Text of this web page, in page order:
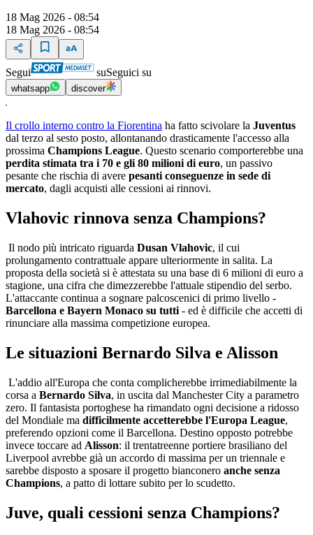
18 Mag 2026 - 08:54
18 Mag 2026 - 08:54
Segui suSeguici su
whatsapp discover
Il crollo interno contro la Fiorentina ha fatto scivolare la Juventus
dal terzo al sesto posto, allontanando drasticamente l'accesso alla
prossima Champions League. Questo scenario comporterebbe una
perdita stimata tra i 70 e gli 80 milioni di euro, un passivo
pesante che rischia di avere pesanti conseguenze in sede di
mercato, dagli acquisti alle cessioni ai rinnovi.
Vlahovic rinnova senza Champions?
Il nodo più intricato riguarda Dusan Vlahovic, il cui
prolungamento contrattuale appare ulteriormente in salita. La
proposta della società si è attestata su una base di 6 milioni di euro a
stagione, una cifra che dimezzerebbe l'attuale stipendio del serbo.
L'attaccante continua a sognare palcoscenici di primo livello -
Barcellona e Bayern Monaco su tutti - ed è difficile che accetti di
rinunciare alla massima competizione europea.
Le situazioni Bernardo Silva e Alisson
L'addio all'Europa che conta complicherebbe irrimediabilmente la
corsa a Bernardo Silva, in uscita dal Manchester City a parametro
zero. Il fantasista portoghese ha rimandato ogni decisione a ridosso
del Mondiale ma difficilmente accetterebbe l'Europa League,
preferendo opzioni come il Barcellona. Destino opposto potrebbe
invece toccare ad Alisson: il trentatreenne portiere brasiliano del
Liverpool avrebbe già un accordo di massima per un triennale e
sarebbe disposto a sposare il progetto bianconero anche senza
Champions, a patto di lottare subito per lo scudetto.
Juve, quali cessioni senza Champions?